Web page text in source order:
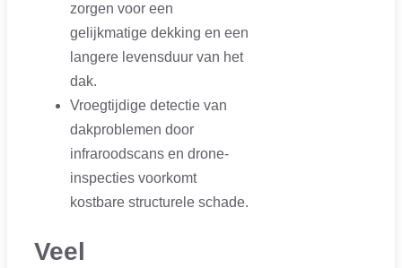
zorgen voor een
gelijkmatige dekking en een
langere levensduur van het
dak.
Vroegtijdige detectie van
dakproblemen door
infraroodscans en drone-
inspecties voorkomt
kostbare structurele schade.
Veel